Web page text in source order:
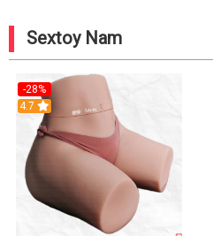
Sextoy Nam
-28%
4.7